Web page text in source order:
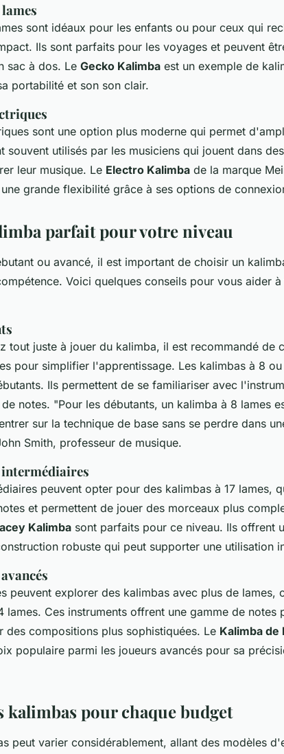
sont idéaux pour les enfants ou pour ceux qui
Ils sont parfaits pour les voyages et peuvent
sac à dos. Le Gecko Kalimba est un exemple de
portabilité et son son clair.
sont une option plus moderne qui permet
souvent utilisés par les musiciens qui jouent dans
leur musique. Le Electro Kalimba de la marque
grande flexibilité grâce à ses options de
parfait pour votre niveau
ou avancé, il est important de choisir un
Voici quelques conseils pour vous aider
tout juste à jouer du kalimba, il est recommandé de
pour simplifier l'apprentissage. Les kalimbas à 8 ou
Ils permettent de se familiariser avec
notes. "Pour les débutants, un kalimba à 8 lames
sur la technique de base sans se perdre dans
Smith, professeur de musique.
peuvent opter pour des kalimbas à 17 lames,
et permettent de jouer des morceaux plus
Kalimba sont parfaits pour ce niveau. Ils offrent
robuste qui peut supporter une utilisation
peuvent explorer des kalimbas avec plus de lames,
lames. Ces instruments offrent une gamme de notes
des compositions plus sophistiquées. Le Kalimba de
populaire parmi les joueurs avancés pour sa
kalimbas pour chaque budget
peut varier considérablement, allant des modèles